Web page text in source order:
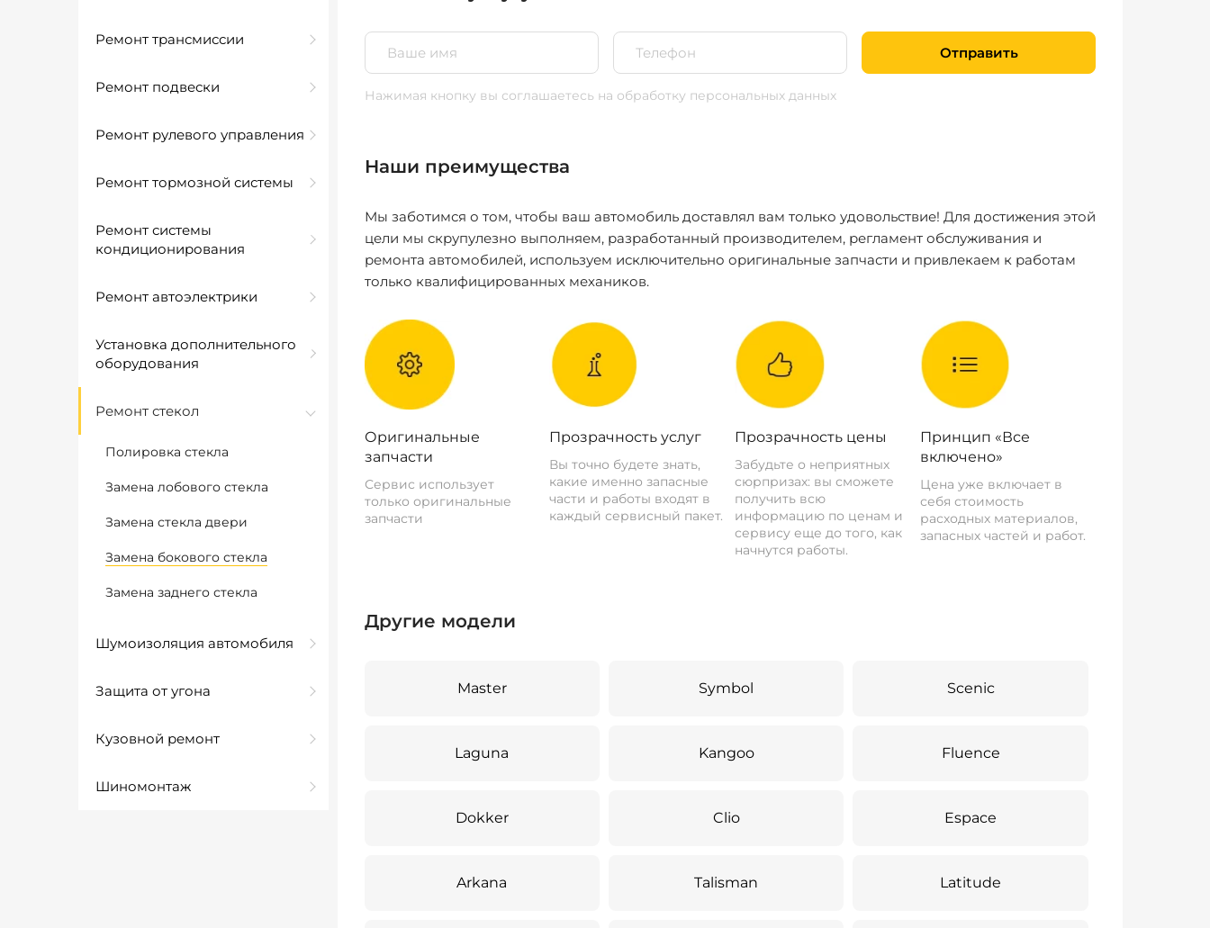
Ремонт трансмиссии
Ремонт подвески
Ремонт рулевого управления
Ремонт тормозной системы
Ремонт системы
кондиционирования
Ремонт автоэлектрики
Установка дополнительного
оборудования
Ремонт стекол
Полировка стекла
Замена лобового стекла
Замена стекла двери
Замена бокового стекла
Замена заднего стекла
Шумоизоляция автомобиля
Защита от угона
Кузовной ремонт
Шиномонтаж
Отправить
Нажимая кнопку вы соглашаетесь на обработку персональных данных
Наши преимущества
Мы заботимся о том, чтобы ваш автомобиль доставлял вам только удовольствие! Для достижения этой
цели мы скрупулезно выполняем, разработанный производителем, регламент обслуживания и
ремонта автомобилей, используем исключительно оригинальные запчасти и привлекаем к работам
только квалифицированных механиков.
Оригинальные
запчасти
Сервис использует
только оригинальные
запчасти
Прозрачность услуг
Вы точно будете знать,
какие именно запасные
части и работы входят в
каждый сервисный пакет.
Прозрачность цены
Забудьте о неприятных
сюрпризах: вы сможете
получить всю
информацию по ценам и
сервису еще до того, как
начнутся работы.
Принцип «Все
включено»
Цена уже включает в
себя стоимость
расходных материалов,
запасных частей и работ.
Другие модели
Master Symbol Scenic
Laguna Kangoo Fluence
Dokker Clio Espace
Arkana Talisman Latitude